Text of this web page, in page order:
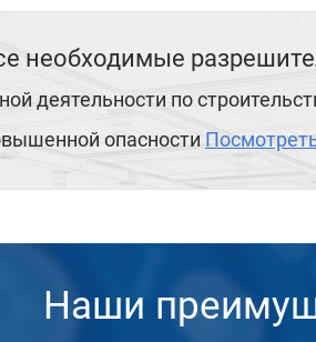
необходимые
деятельности по
опасности
Наши